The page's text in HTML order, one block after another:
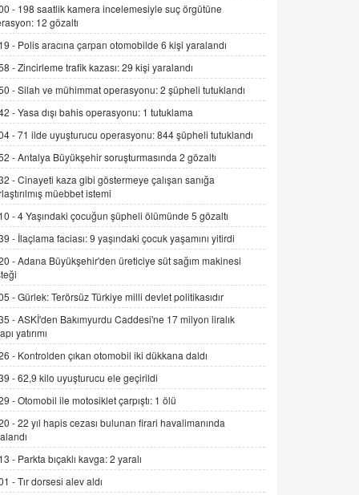
AV. DOĞAN CAN DOĞAN
Kişisel verilerin korunması ve dijital
hukukun gelişimi
15.09.2025 16:17
SEHER EREK
Kış Ayları Geldi, Hangi Önlemler
Alınmalı?
9.12.2025 10:11
İNCİ GÜL AKÖL
Trump Keşke Adana'yı da Ziyaret Etse...
06.07.2026 13:00
Esed Destekçilerinin Yüzüne Vurulan
Şamar: Sednaya
11.12.2024 12:30
DR. EKREM ASLAN
Gerçek Ne, Algı Ne? "Beraber
Yürüyoruz" Cümlesinin Peşinden
19.07.2025 12:45
Şifacının Yolu
04.11.2025 12:56
- 198 saatlik kamera incelemesiyle suç örgütüne
12 gözaltı
- Polis aracına çarpan otomobilde 6 kişi yaralandı
-Zincirleme trafik kazası: 29 kişi yaralandı
-Silah ve mühimmat operasyonu: 2 şüpheli tutuklandı
-Yasa dışı bahis operasyonu: 1 tutuklama
-71 ilde uyuşturucu operasyonu: 844 şüpheli tutuklandı
-Antalya Büyükşehir soruşturmasında 2 gözaltı
-Cinayeti kaza gibi göstermeye çalışan sanığa
müebbet istemi
-4 Yaşındaki çocuğun şüpheli ölümünde 5 gözaltı
- İlaçlama faciası: 9 yaşındaki çocuk yaşamını yitirdi
-Adana Büyükşehir'den üreticiye süt sağım makinesi
-Gürlek: Terörsüz Türkiye milli devlet politikasıdır
-ASKİ'den Bakımyurdu Caddesi'ne 17 milyon liralık
yatırımı
- Kontrolden çıkan otomobil iki dükkana daldı
-62,9 kilo uyuşturucu ele geçirildi
-Otomobil ile motosiklet çarpıştı: 1 ölü
-22 yıl hapis cezası bulunan firari havalimanında
- Parkta bıçaklı kavga: 2 yaralı
-Tır dorsesi alev aldı